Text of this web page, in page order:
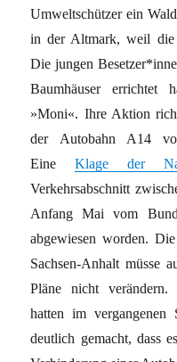
Umweltschützer ein
in der Altmark, weil die
Die jungen
Baumhäuser errichtet
»Moni«. Ihre Aktion
der Autobahn A14
EineKlage der
Verkehrsabschnitt
Anfang Mai vom
abgewiesen worden.
Sachsen-Anhalt müsse
Pläne nicht verändern.
hatten im
deutlich gemacht, dass